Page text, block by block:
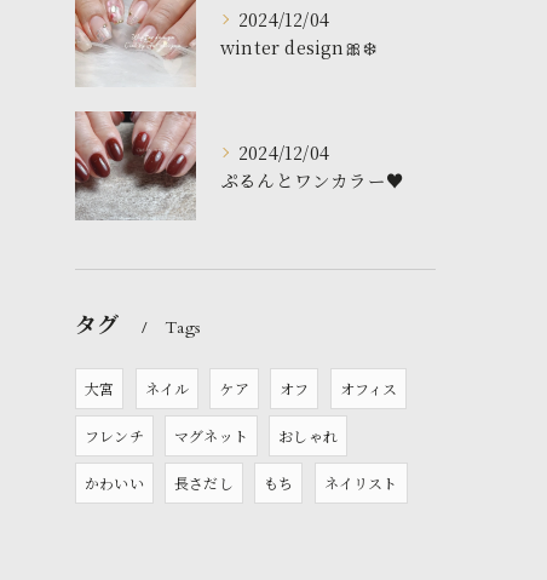
2024/12/04
winter design🎀❄️
2024/12/04
ぷるんとワンカラー♥️
タグ Tags
大宮 ネイル ケア オフ オフィス
フレンチ マグネット おしゃれ
かわいい 長さだし もち ネイリスト